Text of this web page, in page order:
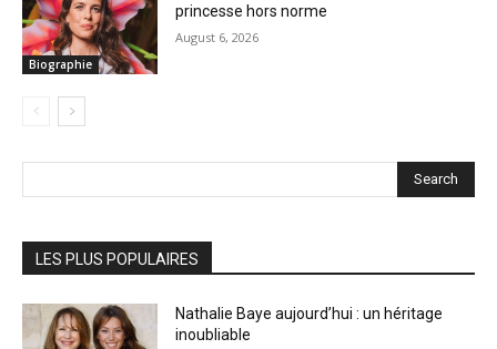
Biographie
princesse hors norme
August 6, 2026
Search
LES PLUS POPULAIRES
Nathalie Baye aujourd’hui : un héritage
inoubliable